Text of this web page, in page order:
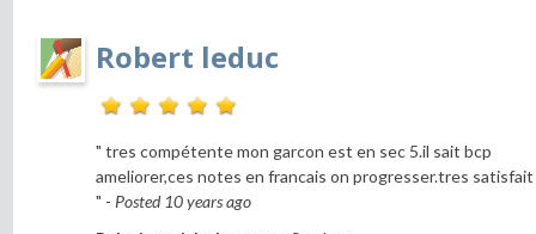
Robert leduc
" tres compétente mon garcon est en sec 5.il sait bcp
ameliorer,ces notes en francais on progresser.tres satisfait
" - Posted 10 years ago